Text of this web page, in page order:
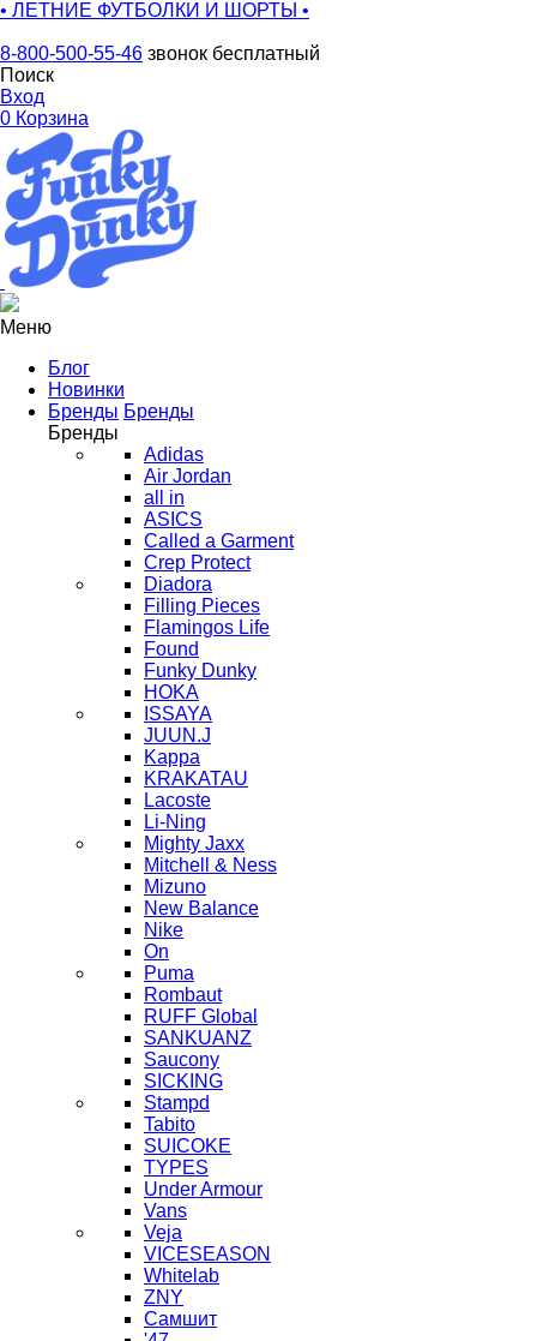
• ЛЕТНИЕ ФУТБОЛКИ И ШОРТЫ •
8-800-500-55-46 звонок бесплатный
Поиск
Вход
0 Корзина
Меню
Блог
Новинки
Бренды Бренды
Бренды
Adidas
Air Jordan
all in
ASICS
Called a Garment
Crep Protect
Diadora
Filling Pieces
Flamingos Life
Found
Funky Dunky
HOKA
ISSAYA
JUUN.J
Kappa
KRAKATAU
Lacoste
Li-Ning
Mighty Jaxx
Mitchell & Ness
Mizuno
New Balance
Nike
On
Puma
Rombaut
RUFF Global
SANKUANZ
Saucony
SICKING
Stampd
Tabito
SUICOKE
TYPES
Under Armour
Vans
Veja
VICESEASON
Whitelab
ZNY
Самшит